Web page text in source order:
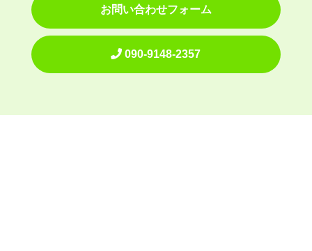
お問い合わせフォーム
090-9148-2357